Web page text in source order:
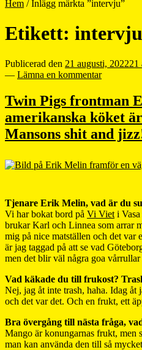
Hem /Inlägg märkta ”intervju”
Etikett: intervju
Publicerad den 21 augusti, 202221
— Lämna en kommentar
Twin Pigs frontman
amerikanska köket
Mansons shit and
Tjenare Erik Melin, vad är du
Vi har bokat bord på Vi Viet i
brukar Karl och Linnea som arrar
mig på nice matställen och det var
är jag taggad på att se vad
men det blir väl några goa vårrullar
Vad käkade du till frukost?
Nej, jag åt inte trash, haha. Idag
och det var det. Och en frukt, ett
Bra övergång till nästa fråga,
Mango är konungarnas frukt, men
man kan använda den till så